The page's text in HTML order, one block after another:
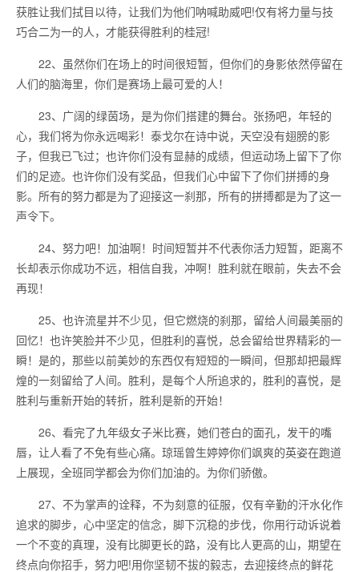
获胜让我们拭目以待，让我们为他们呐喊助威吧!仅有将力量与技
巧合二为一的人，才能获得胜利的桂冠!
22、虽然你们在场上的时间很短暂，但你们的身影依然停留在
人们的脑海里，你们是赛场上最可爱的人！
23、广阔的绿茵场，是为你们搭建的舞台。张扬吧，年轻的
心，我们将为你永远喝彩！泰戈尔在诗中说，天空没有翅膀的影
子，但我已飞过；也许你们没有显赫的成绩，但运动场上留下了你
们的足迹。也许你们没有奖品，但我们心中留下了你们拼搏的身
影。所有的努力都是为了迎接这一刹那，所有的拼搏都是为了这一
声令下。
24、努力吧！加油啊！时间短暂并不代表你活力短暂，距离不
长却表示你成功不远，相信自我，冲啊！胜利就在眼前，失去不会
再现！
25、也许流星并不少见，但它燃烧的刹那，留给人间最美丽的
回忆！也许笑脸并不少见，但胜利的喜悦，总会留给世界精彩的一
瞬！是的，那些以前美妙的东西仅有短短的一瞬间，但那却把最辉
煌的一刻留给了人间。胜利，是每个人所追求的，胜利的喜悦，是
胜利与重新开始的转折，胜利是新的开始！
26、看完了九年级女子米比赛，她们苍白的面孔，发干的嘴
唇，让人看了不免有些心痛。琼瑶曾生婷婷你们飒爽的英姿在跑道
上展现，全班同学都会为你们加油的。为你们骄傲。
27、不为掌声的诠释，不为刻意的征服，仅有辛勤的汗水化作
追求的脚步，心中坚定的信念，脚下沉稳的步伐，你用行动诉说着
一个不变的真理，没有比脚更长的路，没有比人更高的山，期望在
终点向你招手，努力吧!用你坚韧不拔的毅志，去迎接终点的鲜花